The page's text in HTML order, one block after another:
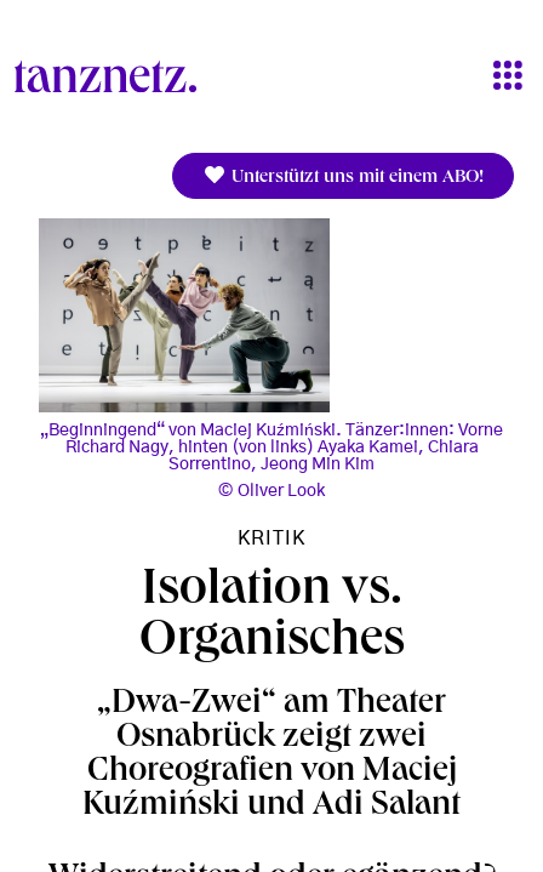
Unterstützt uns mit einem ABO!
„Beginningend“ von Maciej Kuźmiński. Tänzer:innen: Vorne
Richard Nagy, hinten (von links) Ayaka Kamei, Chiara
Sorrentino, Jeong Min Kim
Oliver Look
KRITIK
Isolation vs.
Organisches
„Dwa-Zwei“ am Theater
Osnabrück zeigt zwei
Choreografien von Maciej
Kuźmiński und Adi Salant